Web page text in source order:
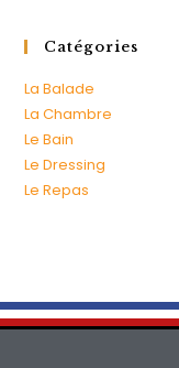
Catégories
La Balade
La Chambre
Le Bain
Le Dressing
Le Repas